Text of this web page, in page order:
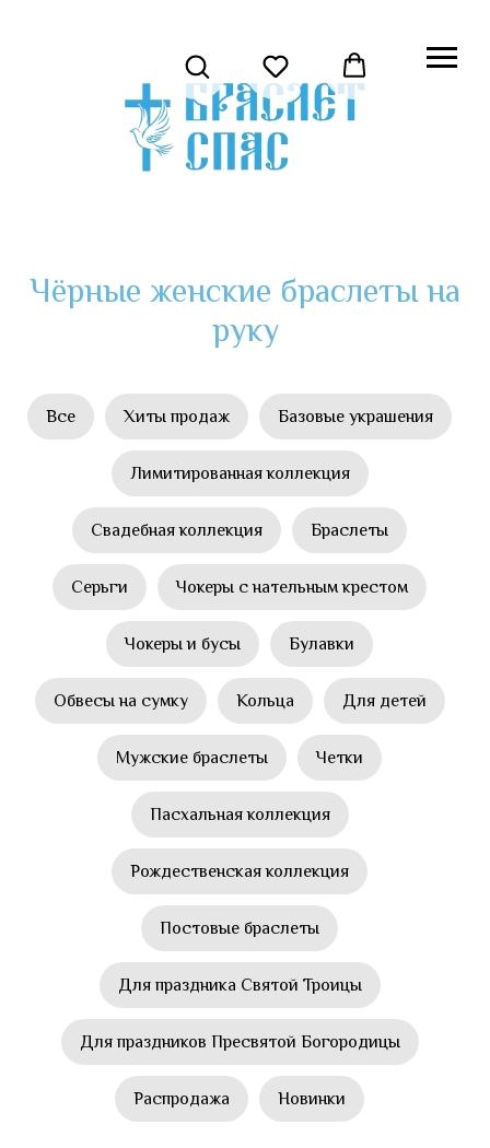
Чёрные женские браслеты на
руку
Все Хиты продаж Базовые украшения
Лимитированная коллекция
Свадебная коллекция Браслеты
Серьги Чокеры с нательным крестом
Чокеры и бусы Булавки
Обвесы на сумку Кольца Для детей
Мужские браслеты Четки
Пасхальная коллекция
Рождественская коллекция
Постовые браслеты
Для праздника Святой Троицы
Для праздников Пресвятой Богородицы
Распродажа Новинки